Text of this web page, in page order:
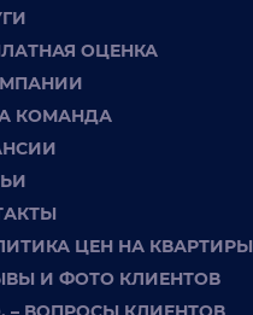
ОЦЕНКА
КОМАНДА
ЦЕН НА КВАРТИРЫ
И ФОТО КЛИЕНТОВ